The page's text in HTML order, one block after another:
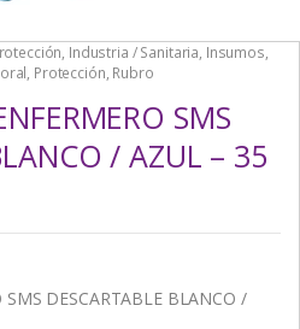
, Industria / Sanitaria, Insumos,
, Protección, Rubro
SMS
/ AZUL – 35
SMS DESCARTABLE BLANCO /